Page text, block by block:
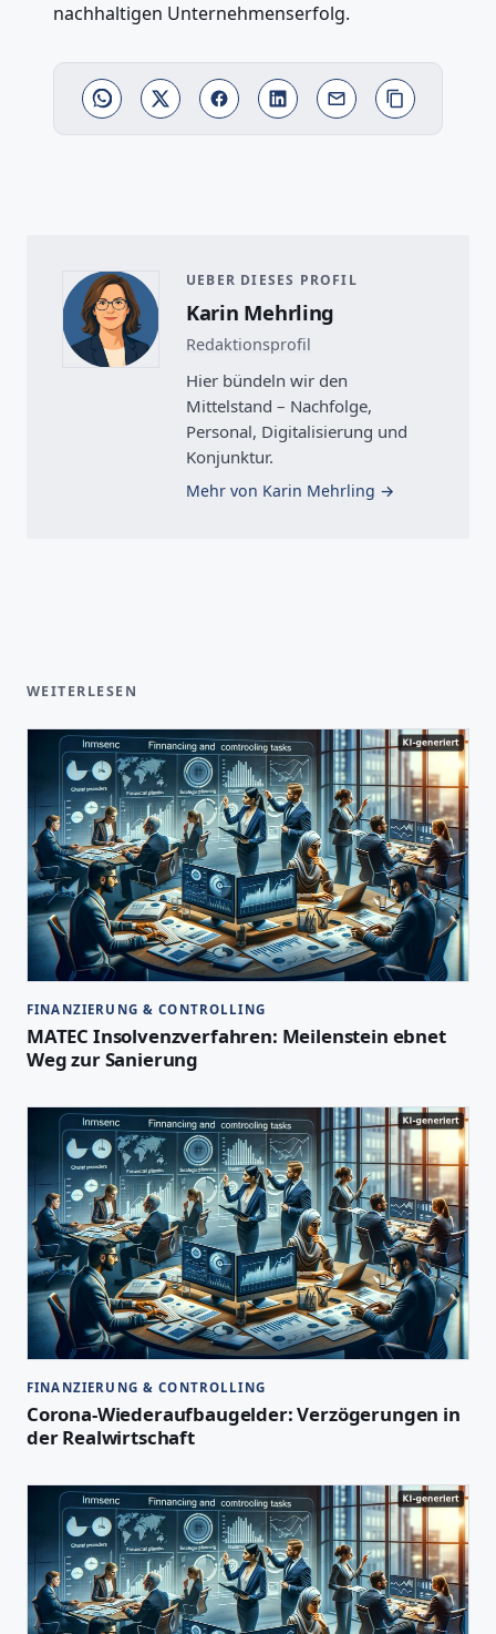
nachhaltigen Unternehmenserfolg.
UEBER DIESES PROFIL
Karin Mehrling
Redaktionsprofil
Hier bündeln wir den
Mittelstand – Nachfolge,
Personal, Digitalisierung und
Konjunktur.
Mehr von Karin Mehrling
WEITERLESEN
FINANZIERUNG & CONTROLLING
MATEC Insolvenzverfahren: Meilenstein ebnet
Weg zur Sanierung
FINANZIERUNG & CONTROLLING
Corona-Wiederaufbaugelder: Verzögerungen in
der Realwirtschaft